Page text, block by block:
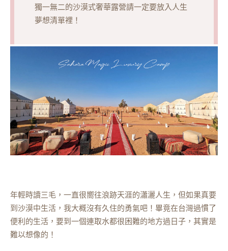
獨一無二的沙漠式奢華露營請一定要放入人生
夢想清單裡！
年輕時讀三毛，一直很嚮往浪跡天涯的瀟灑人生，但如果真要
到沙漠中生活，我大概沒有久住的勇氣吧！畢竟在台灣過慣了
便利的生活，要到一個連取水都很困難的地方過日子，其實是
難以想像的！